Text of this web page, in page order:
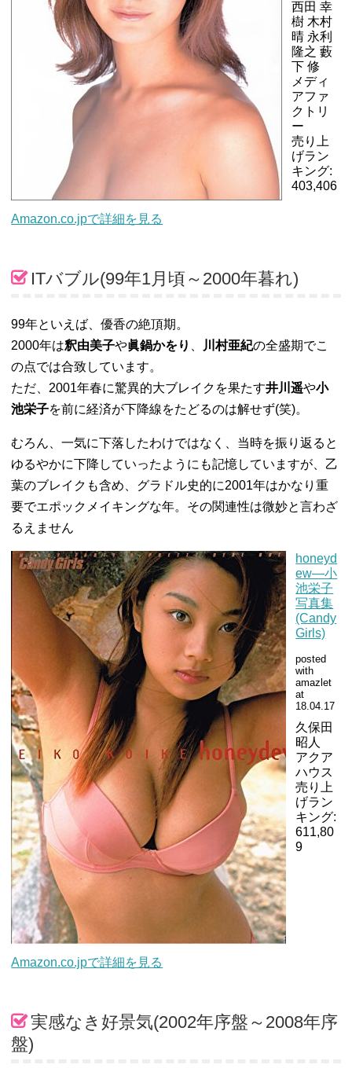
西田 幸
樹 木村
晴 永利
隆之 藪
下 修
メディ
アファ
クトリ
ー
売り上
げラン
キング:
403,406
Amazon.co.jpで詳細を見る
ITバブル(99年1月頃～2000年暮れ)
99年といえば、優香の絶頂期。
2000年は釈由美子や眞鍋かをり 川村亜紀の全盛期でこ
の点では合致しています。
ただ、2001年春に驚異的大ブレイクを果たす井川遥や小
池栄子を前に経済が下降線をたどるのは解せず(笑)。
むろん、一気に下落したわけではなく、当時を振り返ると
ゆるやかに下降していったようにも記憶していますが、乙
葉のブレイクも含め、グラドル史的に2001年はかなり重
要でエポックメイキングな年。その関連性は微妙と言わざ
るえません
honeyd
ew―小
池栄子
写真集
(Candy
Girls)
posted
with
amazlet
at
18.04.17
久保田
昭人
アクア
ハウス
売り上
げラン
キング:
611,80
9
Amazon.co.jpで詳細を見る
実感なき好景気(2002年序盤～2008年序
盤)